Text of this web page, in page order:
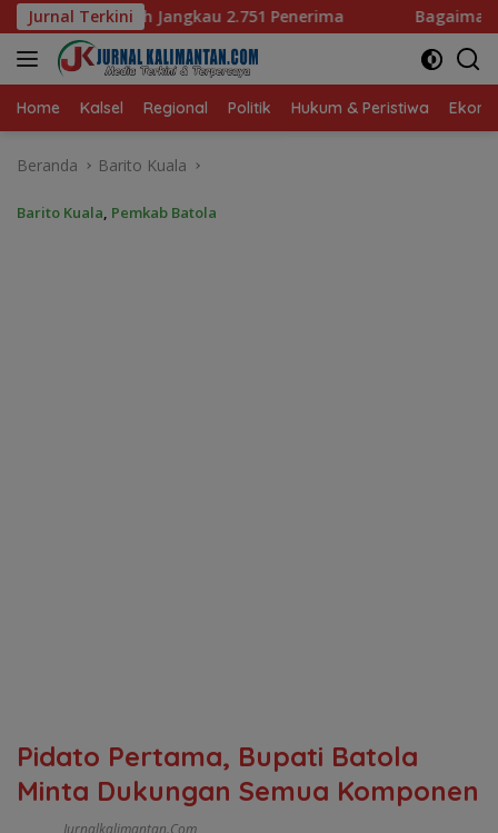
Langsung
ke
konten
Jurnal Terkini
Penerima Bagaimana KIP Hadapi Deepfake dan
Home Kalsel Regional Politik Hukum & Peristiwa
Beranda Barito Kuala
Barito Kuala, Pemkab Batola
Pidato Pertama, Bupati Batola
Minta Dukungan Semua Komponen
Jurnalkalimantan.com